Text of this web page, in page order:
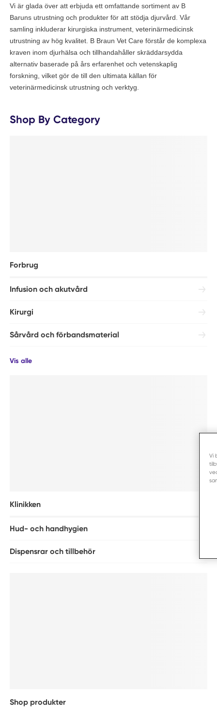
Vi är glada över att erbjuda ett omfattande sortiment av B
Baruns utrustning och produkter för att stödja djurvård. Vår
samling inkluderar kirurgiska instrument, veterinärmedicinsk
utrustning av hög kvalitet. B Braun Vet Care förstår de komplexa
kraven inom djurhälsa och tillhandahåller skräddarsydda
alternativ baserade på års erfarenhet och vetenskaplig
forskning, vilket gör de till den ultimata källan för
veterinärmedicinsk utrustning och verktyg.
Shop By Category
Forbrug
Infusion och akutvård
Kirurgi
Sårvård och förbandsmaterial
Vis alle
Klinikken
Hud- och handhygien
Dispensrar och tillbehör
Shop produkter
Vi